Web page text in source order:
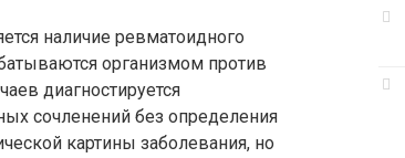
наличие ревматоидного
организмом против
диагностируется
сочленений без определения
картины заболевания, но